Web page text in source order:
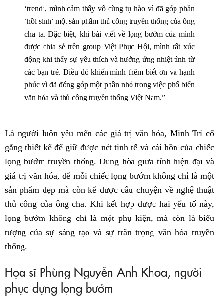
‘trend’, mình cảm thấy vô cùng tự hào vì đã góp phần
‘hồi sinh’ một sản phẩm thủ công truyền thống của ông
cha ta. Đặc biệt, khi bài viết về lọng bướm của mình
được chia sẻ trên group Việt Phục Hội, mình rất xúc
động khi thấy sự yêu thích và hưởng ứng nhiệt tình từ
các bạn trẻ. Điều đó khiến mình thêm biết ơn và hạnh
phúc vì đã đóng góp một phần nhỏ trong việc phổ biến
văn hóa và thủ công truyền thống Việt Nam.”
Là người luôn yêu mến các giá trị văn hóa, Minh Trí cố
gắng thiết kế để giữ được nét tinh tế và cái hồn của chiếc
lọng bướm truyền thống. Dung hòa giữa tính hiện đại và
giá trị văn hóa, để mỗi chiếc lọng bướm không chỉ là một
sản phẩm đẹp mà còn kể được câu chuyện về nghệ thuật
thủ công của ông cha. Khi kết hợp được hai yếu tố này,
lọng bướm không chỉ là một phụ kiện, mà còn là biểu
tượng của sự sáng tạo và sự trân trọng văn hóa truyền
thống.
Họa sĩ Phùng Nguyễn Anh Khoa, người
phục dựng lọng bướm